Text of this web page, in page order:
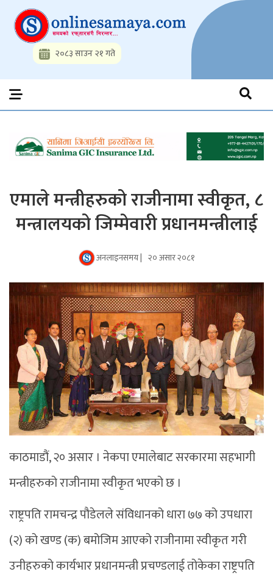
content
Onlinesamaya.com
Nepal News Portal, Business, Hot News, Interview, Opinions,
Politics, Science, Technology, Social, Media, Sports, Youth, Model
Watch, Movies
२०८३ साउन २१ गते
एमाले मन्त्रीहरुको राजीनामा स्वीकृत, ८
मन्त्रालयको जिम्मेवारी प्रधानमन्त्रीलाई
अनलाइनसमय | २० असार २०८१
काठमाडौं, २० असार । नेकपा एमालेबाट सरकारमा सहभागी
मन्त्रीहरुको राजीनामा स्वीकृत भएको छ ।
राष्ट्रपति रामचन्द्र पौडेलले संविधानको धारा ७७ को उपधारा
(२) को खण्ड (क) बमोजिम आएको राजीनामा स्वीकृत गरी
उनीहरुको कार्यभार प्रधानमन्त्री प्रचण्डलाई तोकेका राष्ट्रपति